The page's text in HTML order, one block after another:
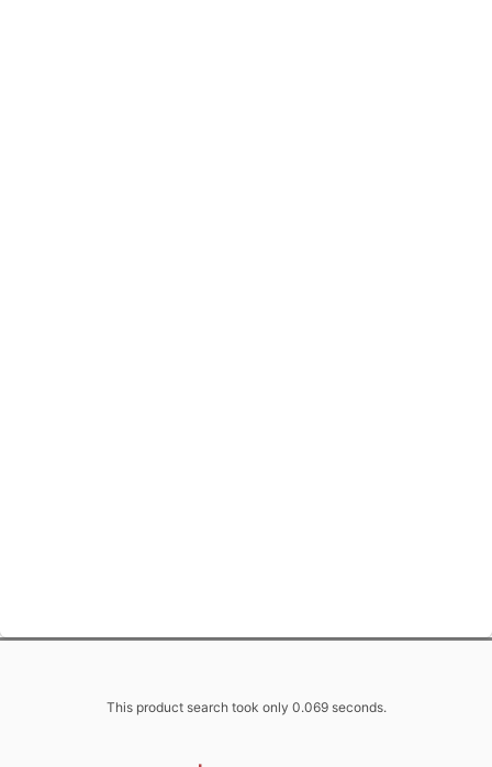
This product search took only 0.069 seconds.